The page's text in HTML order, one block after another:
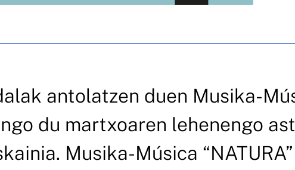
antolatzen duen Musika-
du martxoaren lehenengo
Musika-Música